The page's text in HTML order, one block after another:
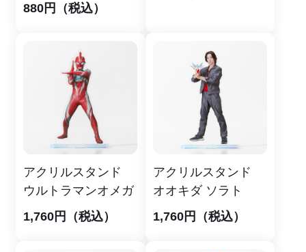
880円（税込）
アクリルスタンド
ウルトラマンオメガ
1,760円（税込）
アクリルスタンド
オオキダ ソラト
1,760円（税込）